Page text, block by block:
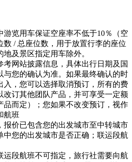
游览用车保证空座率不低于10％（空
数 / 总座位数，用于放置行李的座位
及景区指定用车除外。
考网站披露信息，具体出行日期及国
与您的确认为准。如果最终确认的时
入，您可以选择取消预订，所有的费
改订其他团队产品，并可享受一定额
品而定）；您如果不改变预订，视作
航班
报价已包含您的出发城市至中转城市
中您的出发城市是否正确；联运段航
运段航班不可指定，旅行社需要向航